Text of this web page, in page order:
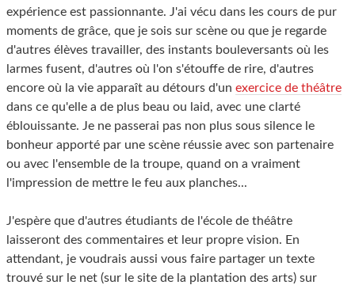
expérience est passionnante. J'ai vécu dans les cours de pur
moments de grâce, que je sois sur scène ou que je regarde
d'autres élèves travailler, des instants bouleversants où les
larmes fusent, d'autres où l'on s'étouffe de rire, d'autres
encore où la vie apparaît au détours d'un exercice de théâtre
dans ce qu'elle a de plus beau ou laid, avec une clarté
éblouissante. Je ne passerai pas non plus sous silence le
bonheur apporté par une scène réussie avec son partenaire
ou avec l'ensemble de la troupe, quand on a vraiment
l'impression de mettre le feu aux planches...
J'espère que d'autres étudiants de l'école de théâtre
laisseront des commentaires et leur propre vision. En
attendant, je voudrais aussi vous faire partager un texte
trouvé sur le net (sur le site de la plantation des arts) sur